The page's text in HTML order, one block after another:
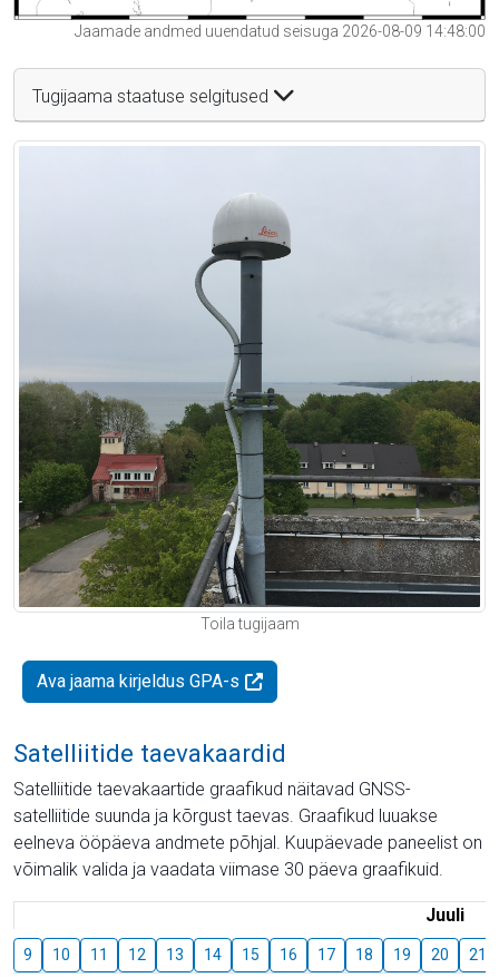
Jaamade andmed uuendatud seisuga 2026-08-09 14:48:00
Tugijaama staatuse selgitused
Toila tugijaam
Ava jaama kirjeldus GPA-s
Satelliitide taevakaardid
Satelliitide taevakaartide graafikud näitavad GNSS-
satelliitide suunda ja kõrgust taevas. Graafikud luuakse
eelneva ööpäeva andmete põhjal. Kuupäevade paneelist on
võimalik valida ja vaadata viimase 30 päeva graafikuid.
Juuli
9 10 11 12 13 14 15 16 17 18 19 20 21